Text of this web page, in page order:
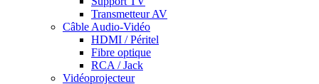
Transmetteur AV
Câble Audio-Vidéo
HDMI / Péritel
Fibre optique
RCA / Jack
Vidéoprojecteur